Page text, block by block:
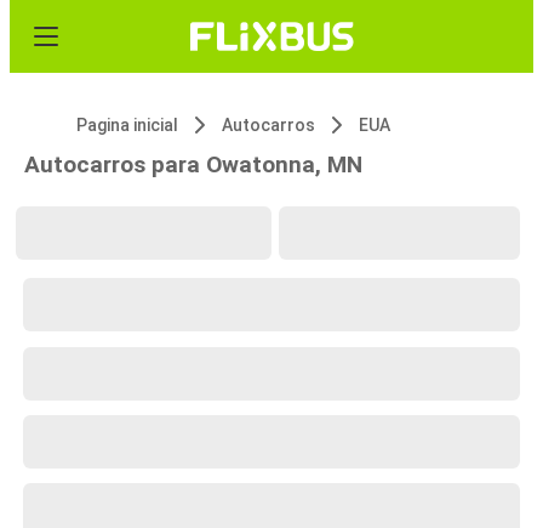
Pagina inicial Autocarros EUA
Autocarros para Owatonna, MN